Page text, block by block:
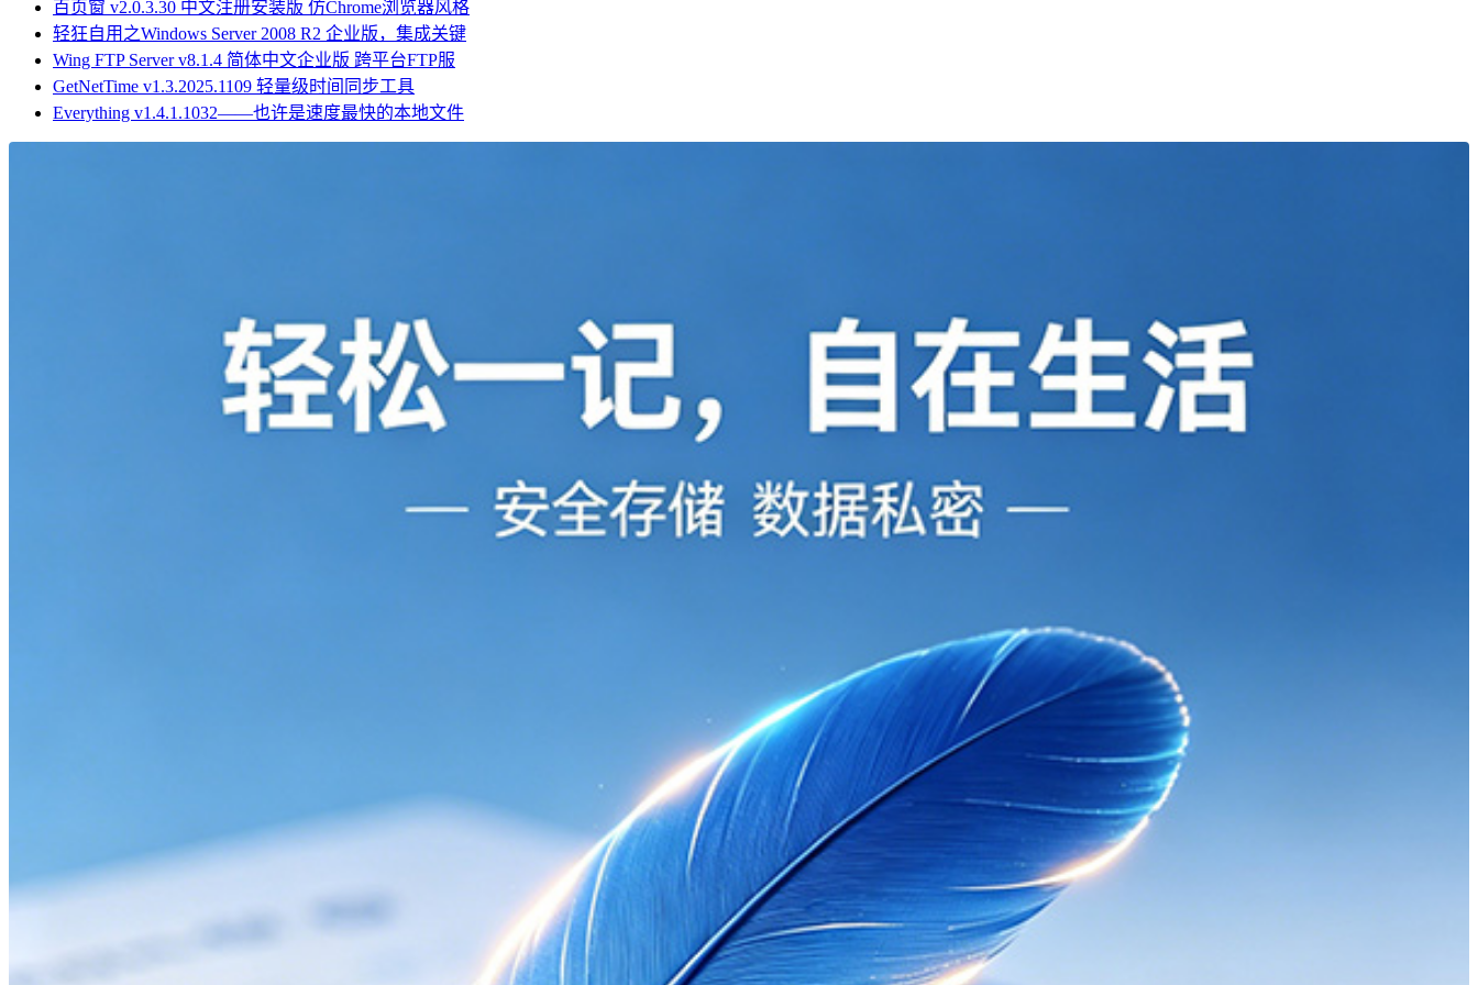
百页窗 v2.0.3.30 中文注册安装版 仿Chrome浏览器风格
轻狂自用之Windows Server 2008 R2 企业版，集成关键
Wing FTP Server v8.1.4 简体中文企业版 跨平台FTP服
GetNetTime v1.3.2025.1109 轻量级时间同步工具
Everything v1.4.1.1032——也许是速度最快的本地文件